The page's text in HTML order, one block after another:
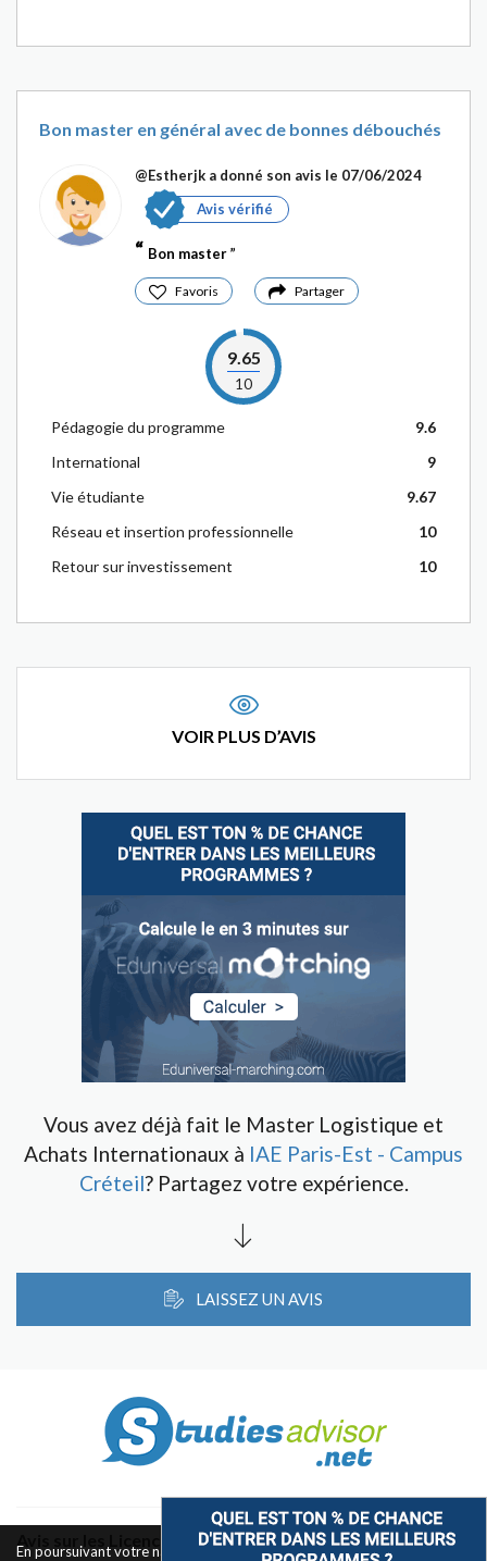
Bon master en général avec de bonnes débouchés
@Estherjk a donné son avis le 07/06/2024
Avis vérifié
Bon master
Favoris Partager
9.65
10
Pédagogie du programme
9.6
International
9
Vie étudiante
9.67
Réseau et insertion professionnelle
10
Retour sur investissement
10
VOIR PLUS D’AVIS
Vous avez déjà fait le Master Logistique et
Achats Internationaux à IAE Paris-Est - Campus
Créteil? Partagez votre expérience.
LAISSEZ UN AVIS
Avis sur les Licences & Bachelors
En poursuivant votre navigation sur ce site, vous acceptez